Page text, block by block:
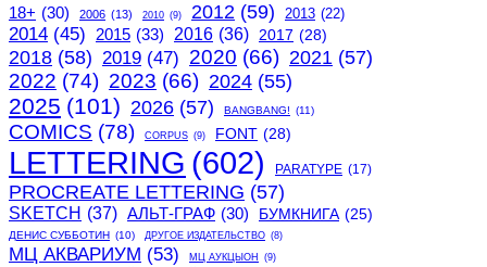
18+ (30) 2006 (13) 2010 (9) 2012 (59) 2013 (22)
2014 (45) 2015 (33) 2016 (36) 2017 (28)
2018 (58) 2019 (47) 2020 (66) 2021 (57)
2022 (74) 2023 (66) 2024 (55)
2025 (101) 2026 (57) BANGBANG! (11)
COMICS (78) CORPUS (9) FONT (28)
LETTERING (602) PARATYPE (17)
PROCREATE LETTERING (57)
SKETCH (37) АЛЬТ-ГРАФ (30) БУМКНИГА (25)
ДЕНИС СУББОТИН (10) ДРУГОЕ ИЗДАТЕЛЬСТВО (8)
МЦ АКВАРИУМ (53) МЦ АУКЦЫОН (9)